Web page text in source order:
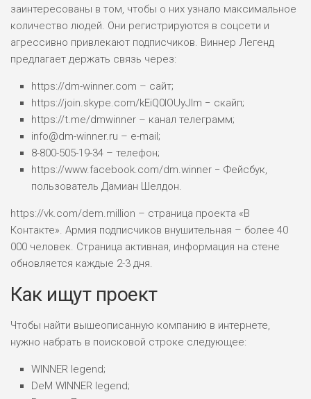
заинтересованы в том, чтобы о них узнало максимальное
количество людей. Они регистрируются в соцсети и
агрессивно привлекают подписчиков. Виннер Легенд
предлагает держать связь через:
https://dm-winner.com – сайт;
https://join.skype.com/kEiQ0lOUyJIm − скайп;
https://t.me/dmwinner – канал телеграмм;
info@dm-winner.ru – e-mail;
8-800-505-19-34 – телефон;
https://www.facebook.com/dm.winner − Фейсбук,
пользователь Дамиан Шелдон.
https://vk.com/dem.million – страница проекта «В
Контакте». Армия подписчиков внушительная – более 40
000 человек. Страница активная, информация на стене
обновляется каждые 2-3 дня.
Как ищут проект
Чтобы найти вышеописанную компанию в интернете,
нужно набрать в поисковой строке следующее:
WINNER legend;
DeM WINNER legend;